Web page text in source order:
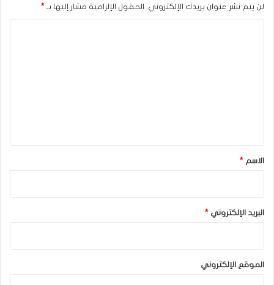
لن يتم نشر عنوان بريدك الإلكتروني. الحقول الإلزامية مشار إليها بـ *
*
الاسم *
البريد الإلكتروني *
الموقع الإلكتروني